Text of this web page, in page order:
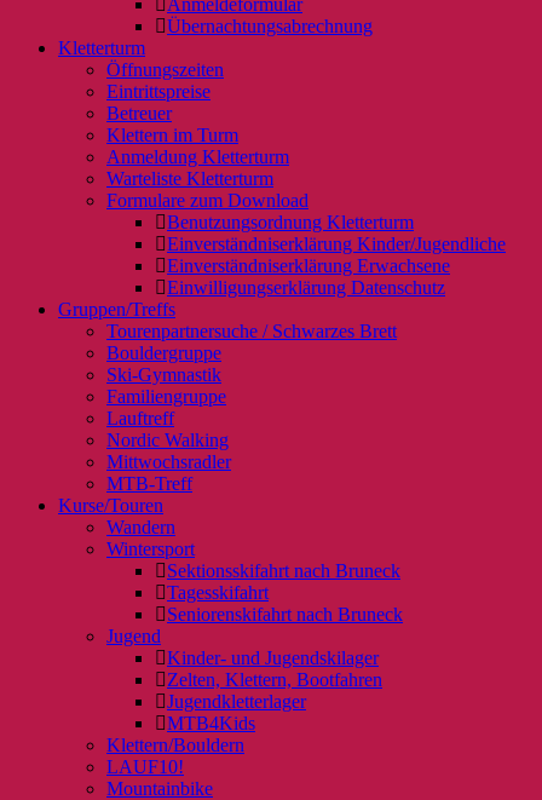
Anmeldeformular
Übernachtungsabrechnung
Kletterturm
Öffnungszeiten
Eintrittspreise
Betreuer
Klettern im Turm
Anmeldung Kletterturm
Warteliste Kletterturm
Formulare zum Download
Benutzungsordnung Kletterturm
Einverständniserklärung Kinder/Jugendliche
Einverständniserklärung Erwachsene
Einwilligungserklärung Datenschutz
Gruppen/Treffs
Tourenpartnersuche / Schwarzes Brett
Bouldergruppe
Ski-Gymnastik
Familiengruppe
Lauftreff
Nordic Walking
Mittwochsradler
MTB-Treff
Kurse/Touren
Wandern
Wintersport
Sektionsskifahrt nach Bruneck
Tagesskifahrt
Seniorenskifahrt nach Bruneck
Jugend
Kinder- und Jugendskilager
Zelten, Klettern, Bootfahren
Jugendkletterlager
MTB4Kids
Klettern/Bouldern
LAUF10!
Mountainbike